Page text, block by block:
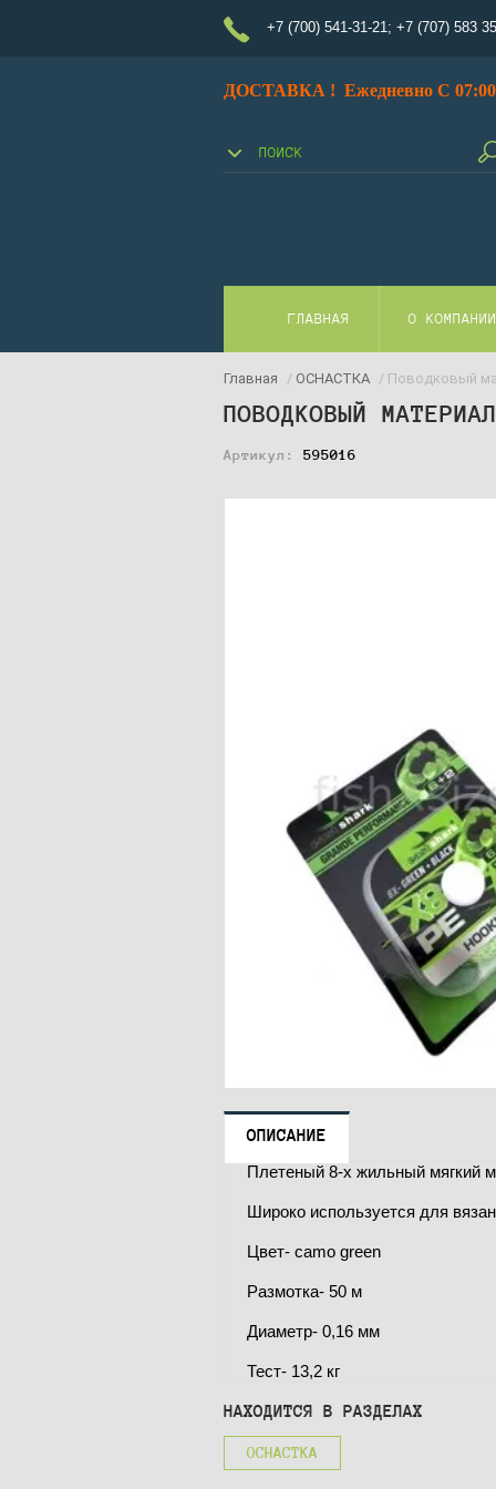
+7 (700) 541-31-21; +7 (707) 583
ДОСТАВКА ! Ежедневно С 07:00
ГЛАВНАЯ О КОМПАНИИ
Главная / ОСНАСТКА / Поводковый
ПОВОДКОВЫЙ МАТЕРИАЛ
Артикул: 595016
ОПИСАНИЕ
Плетеный 8-х жильный мягкий
Широко используется для
Цвет- camo green
Размотка- 50 м
Диаметр- 0,16 мм
Тест- 13,2 кг
НАХОДИТСЯ В РАЗДЕЛАХ
ОСНАСТКА